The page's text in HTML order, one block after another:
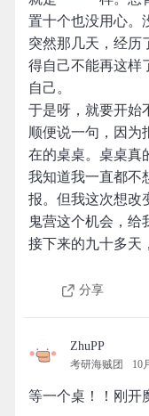
置十个也没用心。
突然那几天，经历
得自己不能再这样
自己。
于是呀，就要开始
顺便说一句，因为
在的桌桌。桌桌
我知道我一直都不
报。但我这次想改
鬼营这个机会，给
接下来的九十多
分享
ZhuPP
考研海贼团 10
等一个桌！！刚开